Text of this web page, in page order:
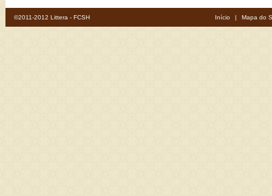
©2011-2012 Littera - FCSH Início | Mapa do